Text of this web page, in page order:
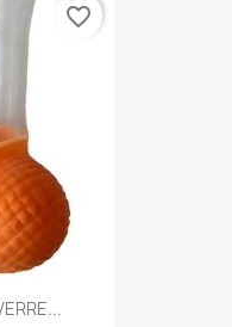
favorite_border